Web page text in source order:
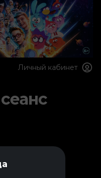
Личный кабинет